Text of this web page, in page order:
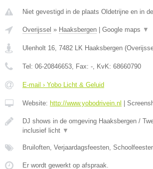
Niet gevestigd in de plaats Oldetrijne en in
Overijssel » Haaksbergen Google maps ▼
Ulenholt 16, 7482 LK Haaksbergen (
Tel: 06-20846653, Fax: -, KvK: 68660790
E-mail › Yobo Licht & Geluid
Website: http://www.yobodrivein.nl
DJ shows in de omgeving Haaksbergen /
inclusief licht ▼
Bruiloften, Verjaardagsfeesten,
Er wordt gewerkt op afspraak.